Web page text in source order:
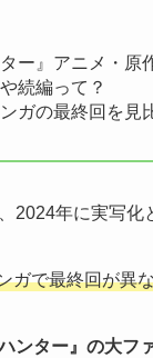
ター』アニメ・原
続編って？
ガの最終回を見
2024年に実写化
ガで最終回が異
ンター』の大フ